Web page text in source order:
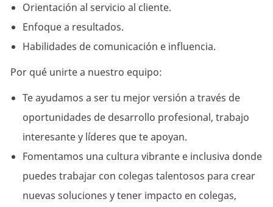
Orientación al servicio al cliente.
Enfoque a resultados.
Habilidades de comunicación e influencia.
Por qué unirte a nuestro equipo:
Te ayudamos a ser tu mejor versión a través de
oportunidades de desarrollo profesional, trabajo
interesante y líderes que te apoyan.
Fomentamos una cultura vibrante e inclusiva donde
puedes trabajar con colegas talentosos para crear
nuevas soluciones y tener impacto en colegas,